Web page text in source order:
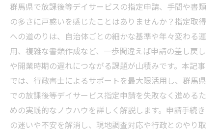
群馬県で放課後等デイサービスの指定申請、手間や書類
の多さに戸惑いを感じたことはありませんか？指定取得
への道のりは、自治体ごとの細かな基準や年々変わる運
用、複雑な書類作成など、一歩間違えば申請の差し戻し
や開業時期の遅れにつながる課題が山積みです。本記事
では、行政書士によるサポートを最大限活用し、群馬県
での放課後等デイサービス指定申請を失敗なく進めるた
めの実践的なノウハウを詳しく解説します。申請手続き
の迷いや不安を解消し、現地調査対応や行政とのやり取